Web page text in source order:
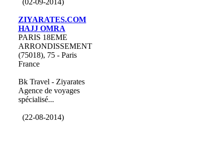
(02-09-2014)
ZIYARATES.COM
HAJJ OMRA
PARIS 18EME
ARRONDISSEMENT
(75018), 75 - Paris
France
Bk Travel - Ziyarates
Agence de voyages
spécialisé...
(22-08-2014)